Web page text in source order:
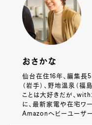
おさかな
仙台在住16年、編集長
（岩手）、野地温泉（福
ことは大好きだが、
に、最新家電や在宅ワ
Amazonヘビーユーザー